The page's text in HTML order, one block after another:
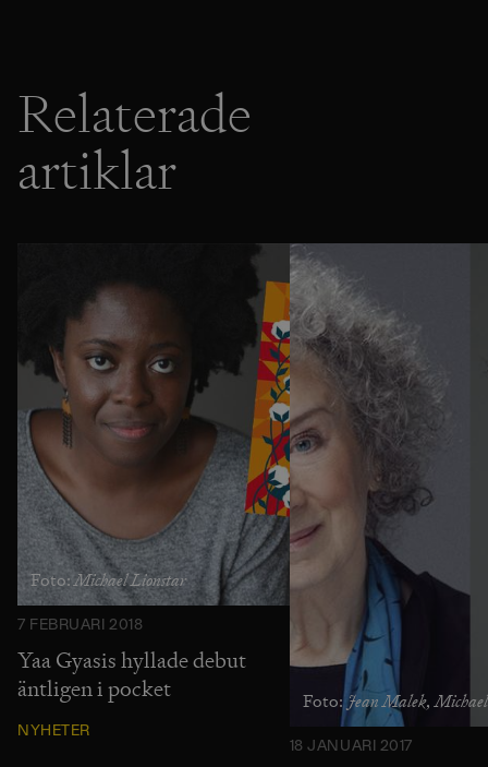
Relaterade
artiklar
Foto:Michael Lionstar
7 FEBRUARI 2018
Yaa Gyasis hyllade debut
äntligen i pocket
NYHETER
Foto:Jean Malek,
18 JANUARI 2017